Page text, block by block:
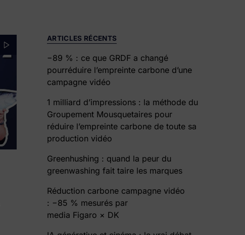
ARTICLES RÉCENTS
−89 % : ce que GRDF a changé
pourréduire l’empreinte carbone d’une
campagne vidéo
1 milliard d’impressions : la méthode du
Groupement Mousquetaires pour
réduire l’empreinte carbone de toute sa
production vidéo
Greenhushing : quand la peur du
greenwashing fait taire les marques
Réduction carbone campagne vidéo
: −85 % mesurés par
media Figaro × DK